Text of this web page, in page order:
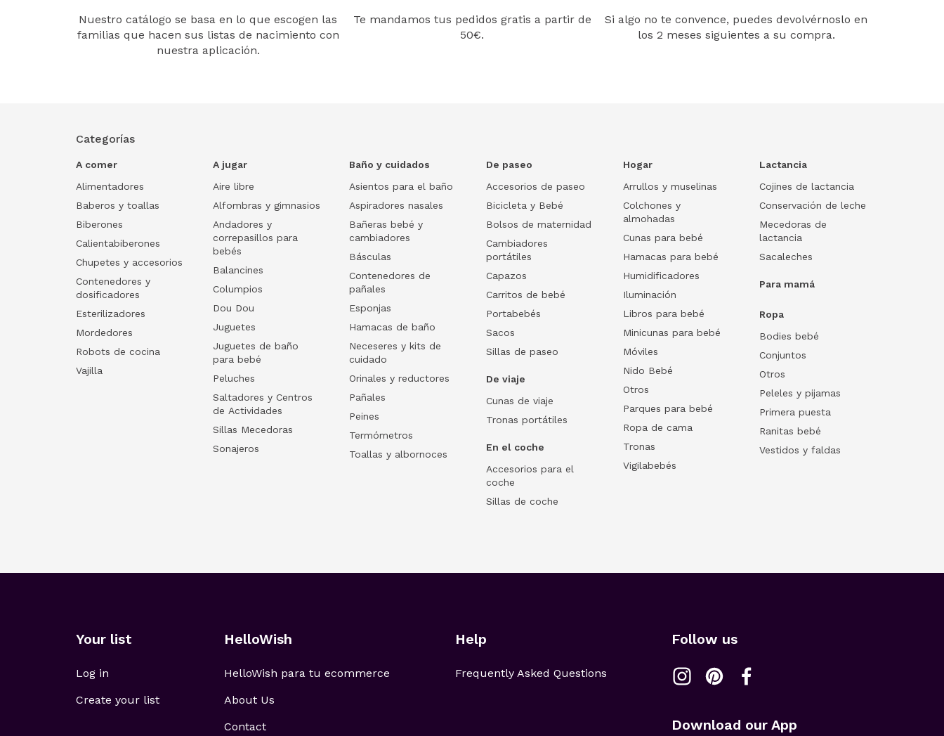
Nuestro catálogo se basa en lo que escogen las
familias que hacen sus listas de nacimiento con
nuestra aplicación.
Te mandamos tus pedidos gratis a partir de
50€.
Si algo no te convence, puedes devolvérnoslo en
los 2 meses siguientes a su compra.
Categorías
A comer
Alimentadores
Baberos y toallas
Biberones
Calientabiberones
Chupetes y accesorios
Contenedores y
dosificadores
Esterilizadores
Mordedores
Robots de cocina
Vajilla
A jugar
Aire libre
Alfombras y gimnasios
Andadores y
correpasillos para
bebés
Balancines
Columpios
Dou Dou
Juguetes
Juguetes de baño
para bebé
Peluches
Saltadores y Centros
de Actividades
Sillas Mecedoras
Sonajeros
Baño y cuidados
Asientos para el baño
Aspiradores nasales
Bañeras bebé y
cambiadores
Básculas
Contenedores de
pañales
Esponjas
Hamacas de baño
Neceseres y kits de
cuidado
Orinales y reductores
Pañales
Peines
Termómetros
Toallas y albornoces
De paseo
Accesorios de paseo
Bicicleta y Bebé
Bolsos de maternidad
Cambiadores
portátiles
Capazos
Carritos de bebé
Portabebés
Sacos
Sillas de paseo
De viaje
Cunas de viaje
Tronas portátiles
En el coche
Accesorios para el
coche
Sillas de coche
Hogar
Arrullos y muselinas
Colchones y
almohadas
Cunas para bebé
Hamacas para bebé
Humidificadores
Iluminación
Libros para bebé
Minicunas para bebé
Móviles
Nido Bebé
Otros
Parques para bebé
Ropa de cama
Tronas
Vigilabebés
Lactancia
Cojines de lactancia
Conservación de leche
Mecedoras de
lactancia
Sacaleches
Para mamá
Ropa
Bodies bebé
Conjuntos
Otros
Peleles y pijamas
Primera puesta
Ranitas bebé
Vestidos y faldas
Your list
Log in
Create your list
HelloWish
HelloWish para tu ecommerce
About Us
Contact
Help
Frequently Asked Questions
Follow us
Download our App